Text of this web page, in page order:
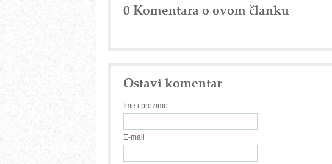
0 Komentara o ovom članku
Ostavi komentar
Ime i prezime
E-mail